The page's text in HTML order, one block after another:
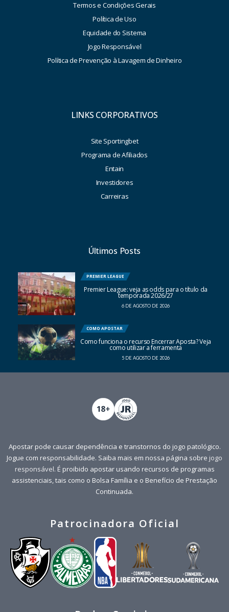
Termos e Condições Gerais
Política de Uso
Equidade do Sistema
Jogo Responsável
Política de Prevenção à Lavagem de Dinheiro
LINKS CORPORATIVOS
Site Sportingbet
Programa de Afiliados
Entain
Investidores
Carreiras
Últimos Posts
PREMIER LEAGUE
Premier League: veja as odds para o título da
temporada 2026/27
6 DE AGOSTO DE 2026
COMO APOSTAR
Como funciona o recurso Encerrar Aposta? Veja
como utilizar a ferramenta
5 DE AGOSTO DE 2026
Apostar pode causar dependência e transtornos do jogo patológico.
Jogue com responsabilidade. Saiba mais em nossa página sobre jogo
responsável. É proibido apostar usando recursos de programas
assistenciais, tais como o Bolsa Família e o Benefício de Prestação
Continuada.
Patrocinadora Oficial